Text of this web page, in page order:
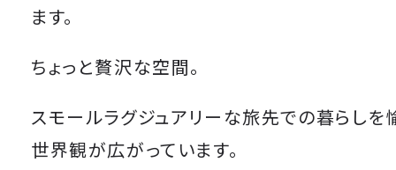
ます。
ちょっと贅沢な空間。
スモールラグジュアリーな旅先での暮らしを
世界観が広がっています。